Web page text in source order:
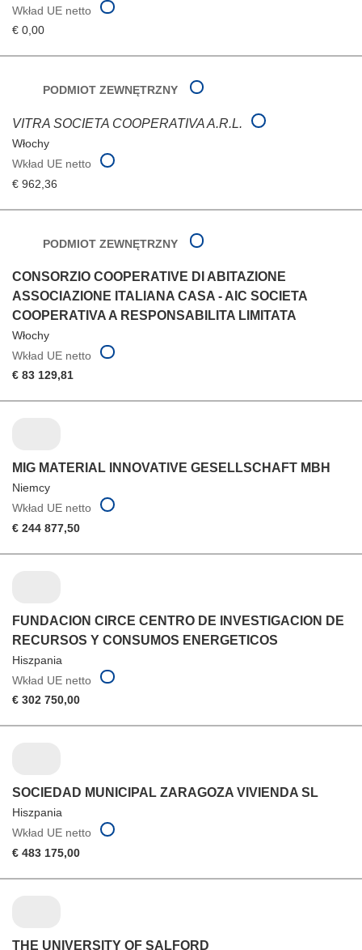
Wkład UE netto
€ 0,00
PODMIOT ZEWNĘTRZNY
VITRA SOCIETA COOPERATIVA A.R.L.
Włochy
Wkład UE netto
€ 962,36
PODMIOT ZEWNĘTRZNY
CONSORZIO COOPERATIVE DI ABITAZIONE
ASSOCIAZIONE ITALIANA CASA - AIC SOCIETA
COOPERATIVA A RESPONSABILITA LIMITATA
Włochy
Wkład UE netto
€ 83 129,81
MIG MATERIAL INNOVATIVE GESELLSCHAFT MBH
Niemcy
Wkład UE netto
€ 244 877,50
FUNDACION CIRCE CENTRO DE INVESTIGACION DE
RECURSOS Y CONSUMOS ENERGETICOS
Hiszpania
Wkład UE netto
€ 302 750,00
SOCIEDAD MUNICIPAL ZARAGOZA VIVIENDA SL
Hiszpania
Wkład UE netto
€ 483 175,00
THE UNIVERSITY OF SALFORD